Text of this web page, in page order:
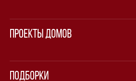
Проекты домов
Подборки